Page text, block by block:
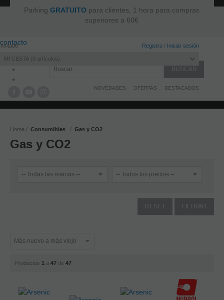
Parking GRATUITO para clientes, 1 hora para compras
superiores a 60€
contacto Registro / Iniciar sesión
MI CESTA 0 artículos
NOVEDADES OFERTAS DESTACADOS
Home Consumibles Gas y CO2
Gas y CO2
Productos 1 a 47 de 47